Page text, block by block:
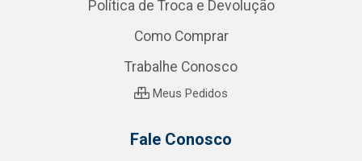
Política de Troca e Devolução
Como Comprar
Trabalhe Conosco
Meus Pedidos
Fale Conosco